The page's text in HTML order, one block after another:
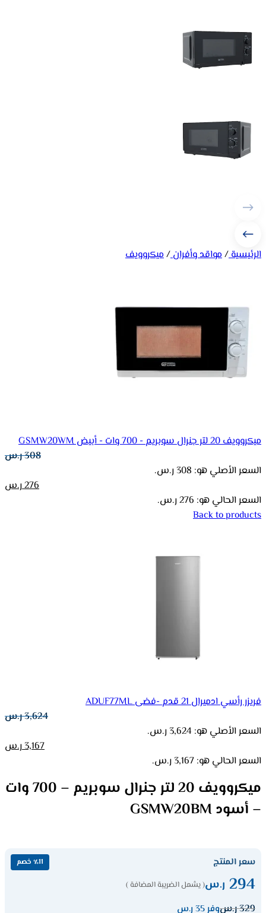
الرئيسية/مواقد وأفران/ميكروويف
ميكروويف 20 لتر جنرال سوبريم - 700 وات - أبيض GSMW20WM
308ر.س
السعر الأصلي هو: 308 ر.س.
276ر.س
السعر الحالي هو: 276 ر.س.
Back to products
فريزر رأسي ادميرال 21 قدم -فضى ADUF77ML
3,624ر.س
السعر الأصلي هو: 3,624 ر.س.
3,167ر.س
السعر الحالي هو: 3,167 ر.س.
ميكروويف 20 لتر جنرال سوبريم – 700 وات
– أسود GSMW20BM
سعر المنتج ٪11 خصم
294 ر.س( يشمل الضريبة المضافة )
329ر.سوفر 35 ر.س